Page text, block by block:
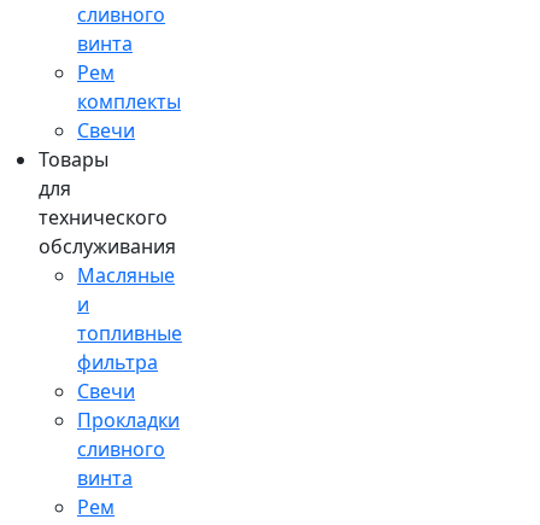
сливного
винта
Рем
комплекты
Свечи
Товары
для
технического
обслуживания
Масляные
и
топливные
фильтра
Свечи
Прокладки
сливного
винта
Рем